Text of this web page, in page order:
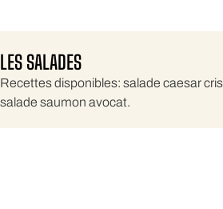
LES SALADES
Recettes disponibles: salade caesar
salade saumon avocat.